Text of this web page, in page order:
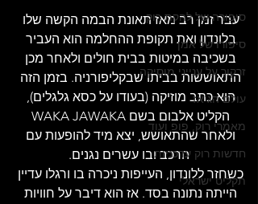
סיפורה של להקת רוק
סיפורו של אמן
זרקור על ענייני מוסיקה
עולם הג'אז
מאמרי רוק, פופ ועוד
חדשות רוק עדכניות
תקליט ישראלי
עבר זמן רב מאז תאונת הבמה הקשה שלו
בלונדון ואת תקופת ההחלמה הוא העביר
בשכיבה במיטות בבית חולים ולאחר מכן
התאוששות בביתו שבקליפורניה. בזמן הזה
הוא כתב מוזיקה (בעודו על כסא גלגלים),
ולאחר שהתאושש, יצא מיד להופעות עם
הרכב ובו עשרים נגנים.
כשחזר ללונדון, העייפות ניכרה בו ורגלו עדיין
הייתה נתונה בסד. אז הוא דיבר על חוויות